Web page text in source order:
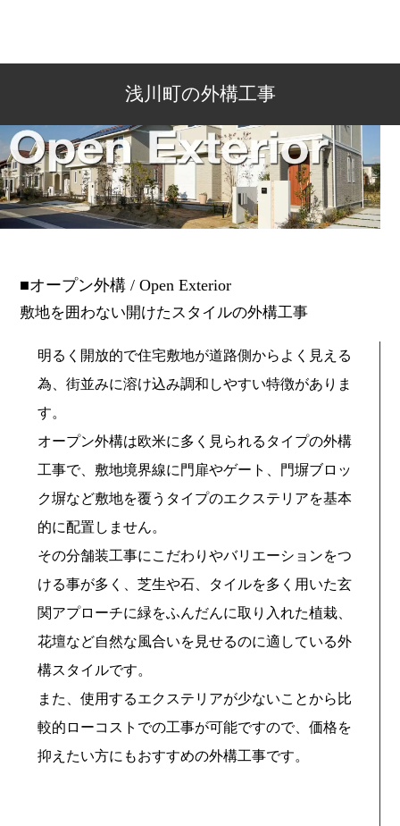
浅川町の外構工事
オープン外構 / Open Exterior
敷地を囲わない開けたスタイルの外構工事
明るく開放的で住宅敷地が道路側からよく見える
為、街並みに溶け込み調和しやすい特徴がありま
す。
オープン外構は欧米に多く見られるタイプの外構
工事で、敷地境界線に門扉やゲート、門塀ブロッ
ク塀など敷地を覆うタイプのエクステリアを基本
的に配置しません。
その分舗装工事にこだわりやバリエーションをつ
ける事が多く、芝生や石、タイルを多く用いた玄
関アプローチに緑をふんだんに取り入れた植栽、
花壇など自然な風合いを見せるのに適している外
構スタイルです。
また、使用するエクステリアが少ないことから比
較的ローコストでの工事が可能ですので、価格を
抑えたい方にもおすすめの外構工事です。